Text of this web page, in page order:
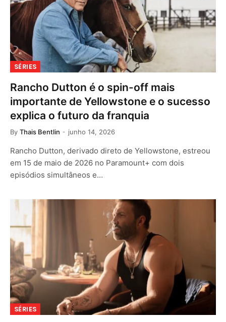
SÉRIES
Rancho Dutton é o spin-off mais
importante de Yellowstone e o sucesso
explica o futuro da franquia
By Thais Bentlin junho 14, 2026
Rancho Dutton, derivado direto de Yellowstone, estreou
em 15 de maio de 2026 no Paramount+ com dois
episódios simultâneos e…
SÉRIES